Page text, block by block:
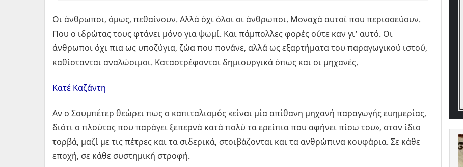
Οι άνθρωποι, όμως, πεθαίνουν. Αλλά όχι όλοι οι άνθρωποι. Μοναχά αυτοί που περισσεύουν.
Που ο ιδρώτας τους φτάνει μόνο για ψωμί. Και πάμπολλες φορές ούτε καν γι’ αυτό. Οι
άνθρωποι όχι πια ως υποζύγια, ζώα που πονάνε, αλλά ως εξαρτήματα του παραγωγικού ιστού,
καθίστανται αναλώσιμοι. Καταστρέφονται δημιουργικά όπως και οι μηχανές.
Κατέ Καζάντη
Αν ο Σουμπέτερ θεώρει πως ο καπιταλισμός «είναι μία απίθανη μηχανή παραγωγής ευημερίας,
διότι ο πλούτος που παράγει ξεπερνά κατά πολύ τα ερείπια που αφήνει πίσω του», στον ίδιο
τορβά, μαζί με τις πέτρες και τα σιδερικά, στοιβάζονται και τα ανθρώπινα κουφάρια. Σε κάθε
εποχή, σε κάθε συστημική στροφή.